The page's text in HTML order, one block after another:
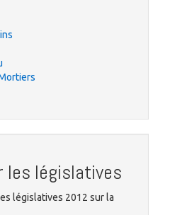
les législatives
législatives 2012 sur la